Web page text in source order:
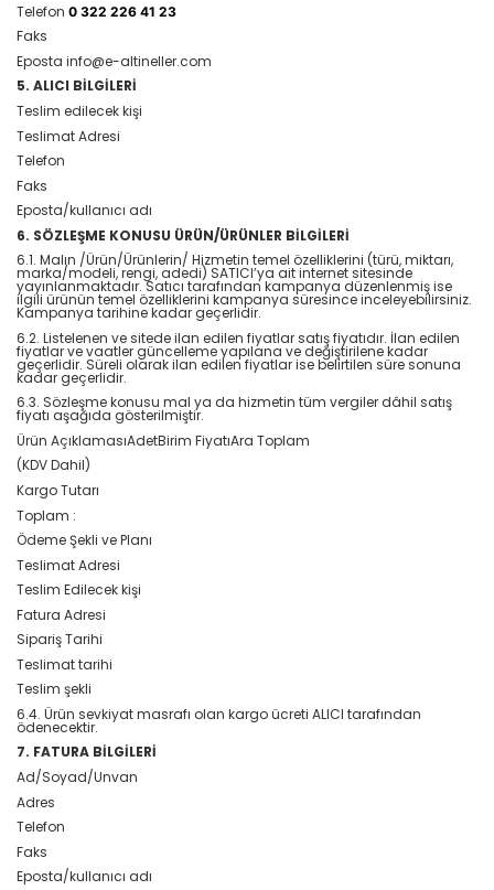
Telefon 0 322 226 41 23
Faks
Eposta info@e-altineller.com
5. ALICI BİLGİLERİ
Teslim edilecek kişi
Teslimat Adresi
Telefon
Faks
Eposta/kullanıcı adı
6. SÖZLEŞME KONUSU ÜRÜN/ÜRÜNLER BİLGİLERİ
6.1. Malın /Ürün/Ürünlerin/ Hizmetin temel özelliklerini (türü, miktarı,
marka/modeli, rengi, adedi) SATICI’ya ait internet sitesinde
yayınlanmaktadır. Satıcı tarafından kampanya düzenlenmiş ise
ilgili ürünün temel özelliklerini kampanya süresince inceleyebilirsiniz.
Kampanya tarihine kadar geçerlidir.
6.2. Listelenen ve sitede ilan edilen fiyatlar satış fiyatıdır. İlan edilen
fiyatlar ve vaatler güncelleme yapılana ve değiştirilene kadar
geçerlidir. Süreli olarak ilan edilen fiyatlar ise belirtilen süre sonuna
kadar geçerlidir.
6.3. Sözleşme konusu mal ya da hizmetin tüm vergiler dâhil satış
fiyatı aşağıda gösterilmiştir.
Ürün AçıklamasıAdetBirim FiyatıAra Toplam
(KDV Dahil)
Kargo Tutarı
Toplam :
Ödeme Şekli ve Planı
Teslimat Adresi
Teslim Edilecek kişi
Fatura Adresi
Sipariş Tarihi
Teslimat tarihi
Teslim şekli
6.4. Ürün sevkiyat masrafı olan kargo ücreti ALICI tarafından
ödenecektir.
7. FATURA BİLGİLERİ
Ad/Soyad/Unvan
Adres
Telefon
Faks
Eposta/kullanıcı adı